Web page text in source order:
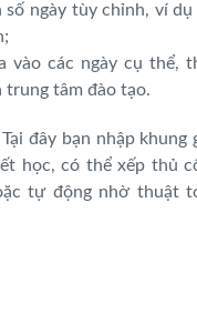
ngày tùy chỉnh, ví dụ
vào các ngày cụ thể,
tâm đào tạo.
đây bạn nhập khung
học, có thể xếp thủ
tự động nhờ thuật